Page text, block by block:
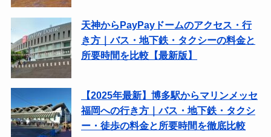
天神からPayPayドームのアクセス・行
き方｜バス・地下鉄・タクシーの料金と
所要時間を比較【最新版】
【2025年最新】博多駅からマリンメッセ
福岡への行き方｜バス・地下鉄・タクシ
ー・徒歩の料金と所要時間を徹底比較